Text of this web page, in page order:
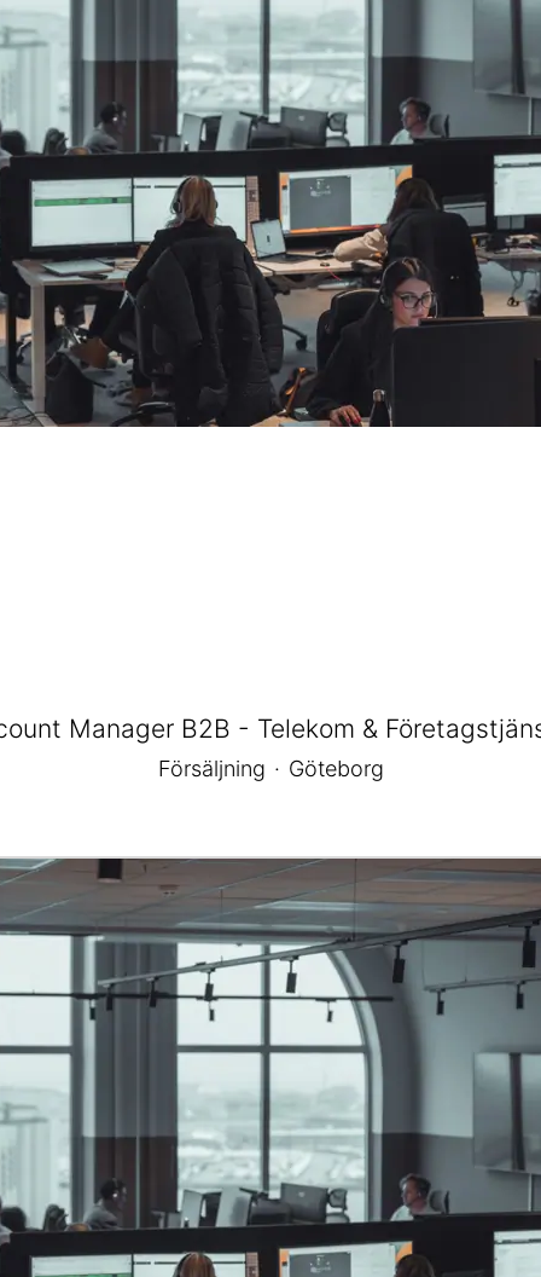
Manager B2B - Telekom &
Försäljning · Göteborg